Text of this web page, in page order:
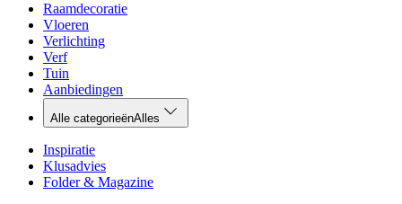
Raamdecoratie
Vloeren
Verlichting
Verf
Tuin
Aanbiedingen
Alle categorieënAlles
Inspiratie
Klusadvies
Folder & Magazine